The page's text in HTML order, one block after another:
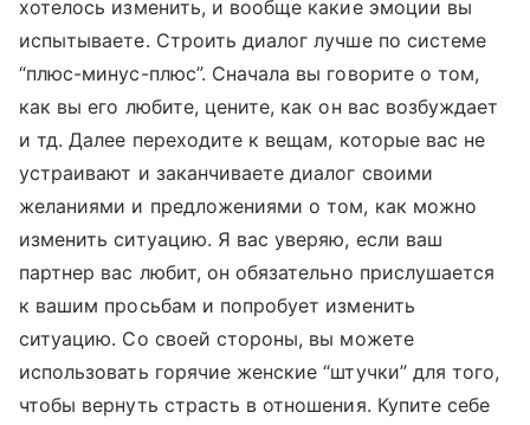
хотелось изменить, и вообще какие эмоции вы
испытываете. Строить диалог лучше по системе
“плюс-минус-плюс”. Сначала вы говорите о том,
как вы его любите, цените, как он вас возбуждает
и тд. Далее переходите к вещам, которые вас не
устраивают и заканчиваете диалог своими
желаниями и предложениями о том, как можно
изменить ситуацию. Я вас уверяю, если ваш
партнер вас любит, он обязательно прислушается
к вашим просьбам и попробует изменить
ситуацию. Со своей стороны, вы можете
использовать горячие женские “штучки” для того,
чтобы вернуть страсть в отношения. Купите себе